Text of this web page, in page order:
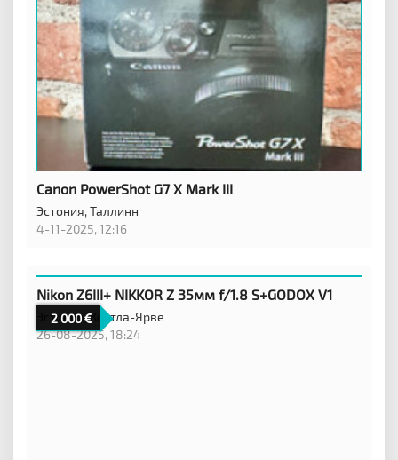
Canon PowerShot G7 X Mark III
Эстония,Таллинн
4-11-2025, 12:16
2 000
Nikon Z6III+ NIKKOR Z 35мм f/1.8 S+GODOX V1
Эстония,Кохтла-Ярве
26-08-2025, 18:24